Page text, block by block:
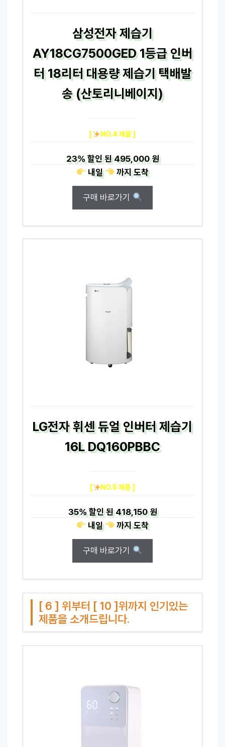
삼성전자 제습기
AY18CG7500GED 1등급 인버
터 18리터 대용량 제습기 택배발
송 (산토리니베이지)
[ NO.4 제품 ]
23%할인 된495,000 원
내일
까지도착
구매 바로가기
LG전자 휘센 듀얼 인버터 제습기
16L DQ160PBBC
[ NO.5 제품 ]
35%할인 된418,150 원
내일
까지도착
구매 바로가기
[ 6 ] 위부터 [ 10 ]위까지 인기있는
제품을 소개드립니다.